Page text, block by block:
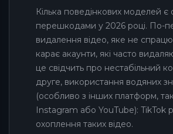
Кілька поведінкових моделей
перешкодами у 2026 році. По-
видалення відео, яке не
карає акаунти, які часто
це свідчить про нестабільний
друге, використання водяних
(особливо з інших платформ,
Instagram або YouTube): TikTok
охоплення таких відео.